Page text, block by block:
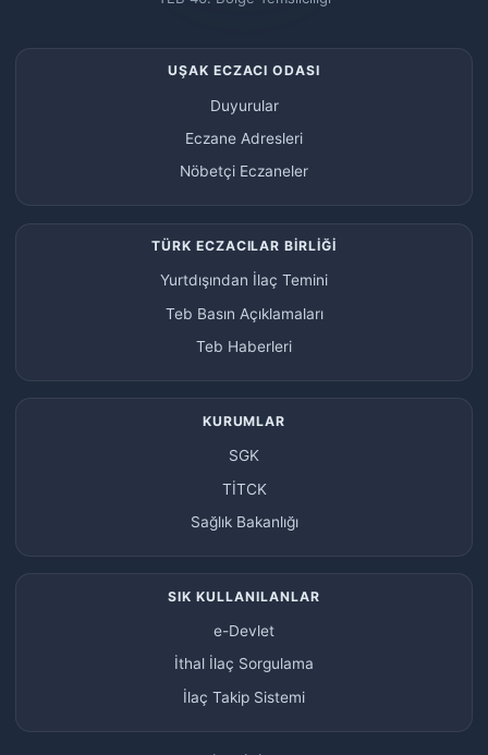
UŞAK ECZACI ODASI
Duyurular
Eczane Adresleri
Nöbetçi Eczaneler
TÜRK ECZACILAR BİRLİĞİ
Yurtdışından İlaç Temini
Teb Basın Açıklamaları
Teb Haberleri
KURUMLAR
SGK
TİTCK
Sağlık Bakanlığı
SIK KULLANILANLAR
e-Devlet
İthal İlaç Sorgulama
İlaç Takip Sistemi